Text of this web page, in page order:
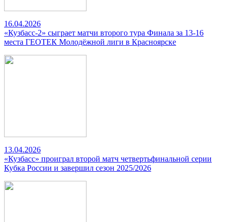
16.04.2026
«Кузбасс-2» сыграет матчи второго тура Финала за 13-16
места ГЕОТЕК Молодёжной лиги в Красноярске
13.04.2026
«Кузбасс» проиграл второй матч четвертьфинальной серии
Кубка России и завершил сезон 2025/2026